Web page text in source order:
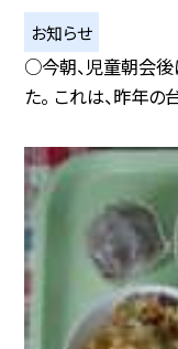
お知らせ
○今朝、児童朝会後
た。 これは、昨年の